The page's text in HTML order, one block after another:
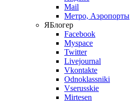
Mail
Метро, Аэропорты
ЯБлогер
Facebook
Myspace
Twitter
Livejournal
Vkontakte
Odnoklassniki
Vserusskie
Mirtesen